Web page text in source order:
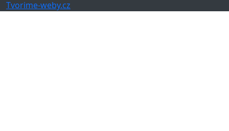
Tvorime-weby.cz